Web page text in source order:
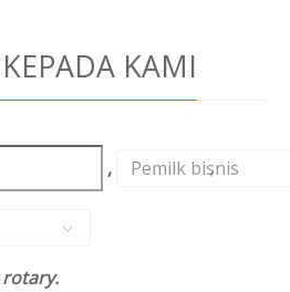
KAMI
, Pemilk bisnis
,
rotary.